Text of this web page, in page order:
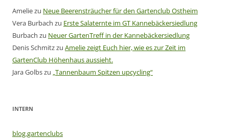
Ameliezu Neue Beerensträucher für den Gartenclub Ostheim
Vera Burbach zu Erste Salaternte im GT Kannebäckersiedlung
Burbach zu Neuer GartenTreff in der Kannebäckersiedlung
Denis Schmitzzu Amelie zeigt Euch hier, wie es zur Zeit im
GartenClub Höhenhaus aussieht.
Jara Golbszu „Tannenbaum Spitzen upcycling“
INTERN
blog.gartenclubs